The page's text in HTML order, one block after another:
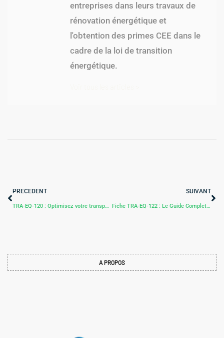
entreprises dans leurs travaux de
rénovation énergétique et
l'obtention des primes CEE dans le
cadre de la loi de transition
énergétique.
PRECEDENT
TRA-EQ-120 : Optimisez votre transport fluvial avec les CEE grâce à l’hélice avec tuyère
SUIVANT
Fiche TRA-EQ-122 : Le Guide Complet des CEE pour Engins Non Routiers avec Stop & Start
A PROPOS